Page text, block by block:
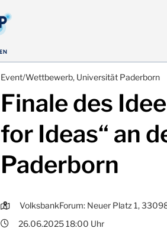
Event/Wettbewerb, Universität Paderborn
Finale des
for Ideas“ an
Paderborn
VolksbankForum: Neuer Platz 1,
26.06.2025 18:00 Uhr